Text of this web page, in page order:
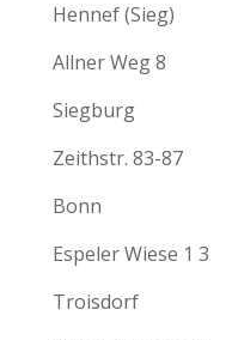
Hennef (Sieg)
Allner Weg 8
Siegburg
Zeithstr. 83-87
Bonn
Espeler Wiese 1 3
Troisdorf